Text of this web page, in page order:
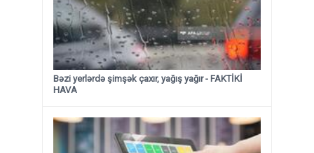
Bəzi yerlərdə şimşək çaxır, yağış yağır - FAKTİKİ
HAVA